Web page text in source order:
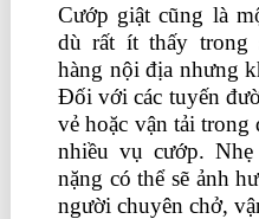
Cướp giật cũng là
dù rất ít thấy trong
hàng nội địa nhưng
Đối với các tuyến
vẻ hoặc vận tải trong
nhiều vụ cướp.
nặng có thể sẽ ảnh
người chuyên chở,